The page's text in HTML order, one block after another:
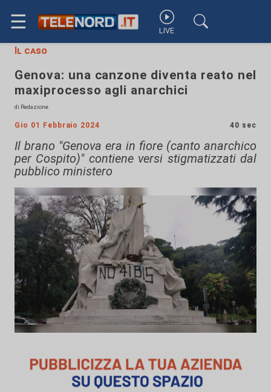
☰ LIVE
Il caso
Genova: una canzone diventa reato nel
maxiprocesso agli anarchici
di Redazione
Gio 01 Febbraio 2024 40 sec
Il brano "Genova era in fiore (canto anarchico
per Cospito)" contiene versi stigmatizzati dal
pubblico ministero